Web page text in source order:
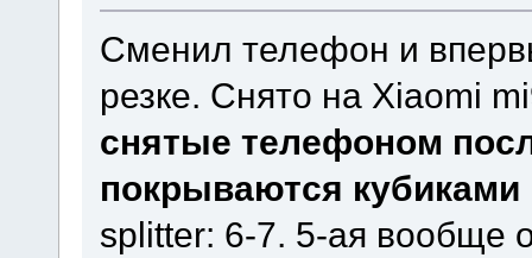
Сменил телефон и
резке. Снято на Xiaomi
снятые телефоном
покрываются кубиками
splitter: 6-7. 5-ая вообще